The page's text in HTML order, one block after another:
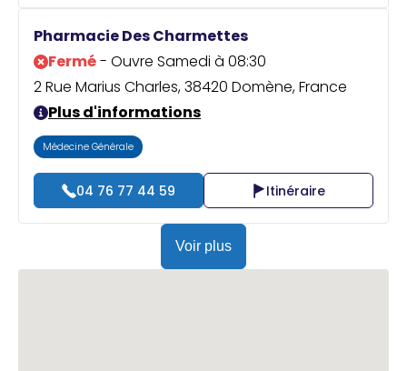
Pharmacie Des Charmettes
Fermé- Ouvre Samedi à 08:30
2 Rue Marius Charles, 38420 Domène, France
Plus d'informations
Médecine Générale
04 76 77 44 59 Itinéraire
Voir plus